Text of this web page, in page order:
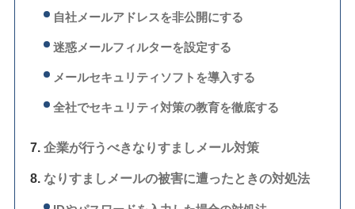
自社メールアドレスを非公開にする
迷惑メールフィルターを設定する
メールセキュリティソフトを導入する
全社でセキュリティ対策の教育を徹底する
企業が行うべきなりすましメール対策
なりすましメールの被害に遭ったときの対処法